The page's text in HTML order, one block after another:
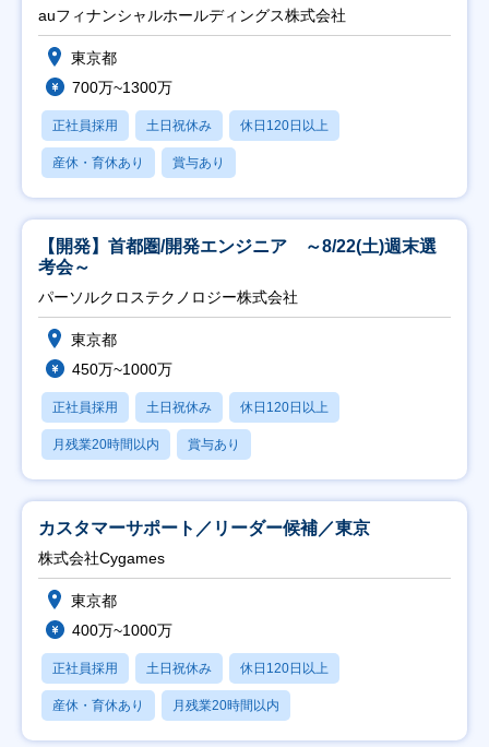
auフィナンシャルホールディングス株式会社
東京都
700万~1300万
正社員採用 土日祝休み 休日120日以上
産休・育休あり 賞与あり
【開発】首都圏/開発エンジニア ～8/22(土)週末選
考会～
パーソルクロステクノロジー株式会社
東京都
450万~1000万
正社員採用 土日祝休み 休日120日以上
月残業20時間以内 賞与あり
カスタマーサポート／リーダー候補／東京
株式会社Cygames
東京都
400万~1000万
正社員採用 土日祝休み 休日120日以上
産休・育休あり 月残業20時間以内